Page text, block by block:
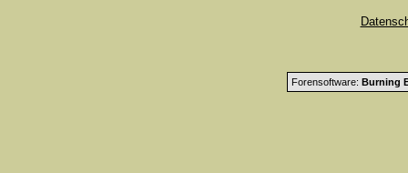
Forensoftware: Burning